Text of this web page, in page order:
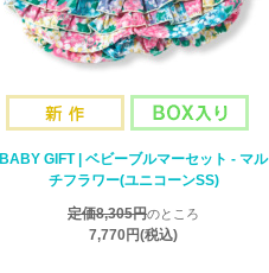
BABY GIFT | ベビーブルマーセット - マル
チフラワー(ユニコーンSS)
定価8,305円のところ
7,770円(税込)